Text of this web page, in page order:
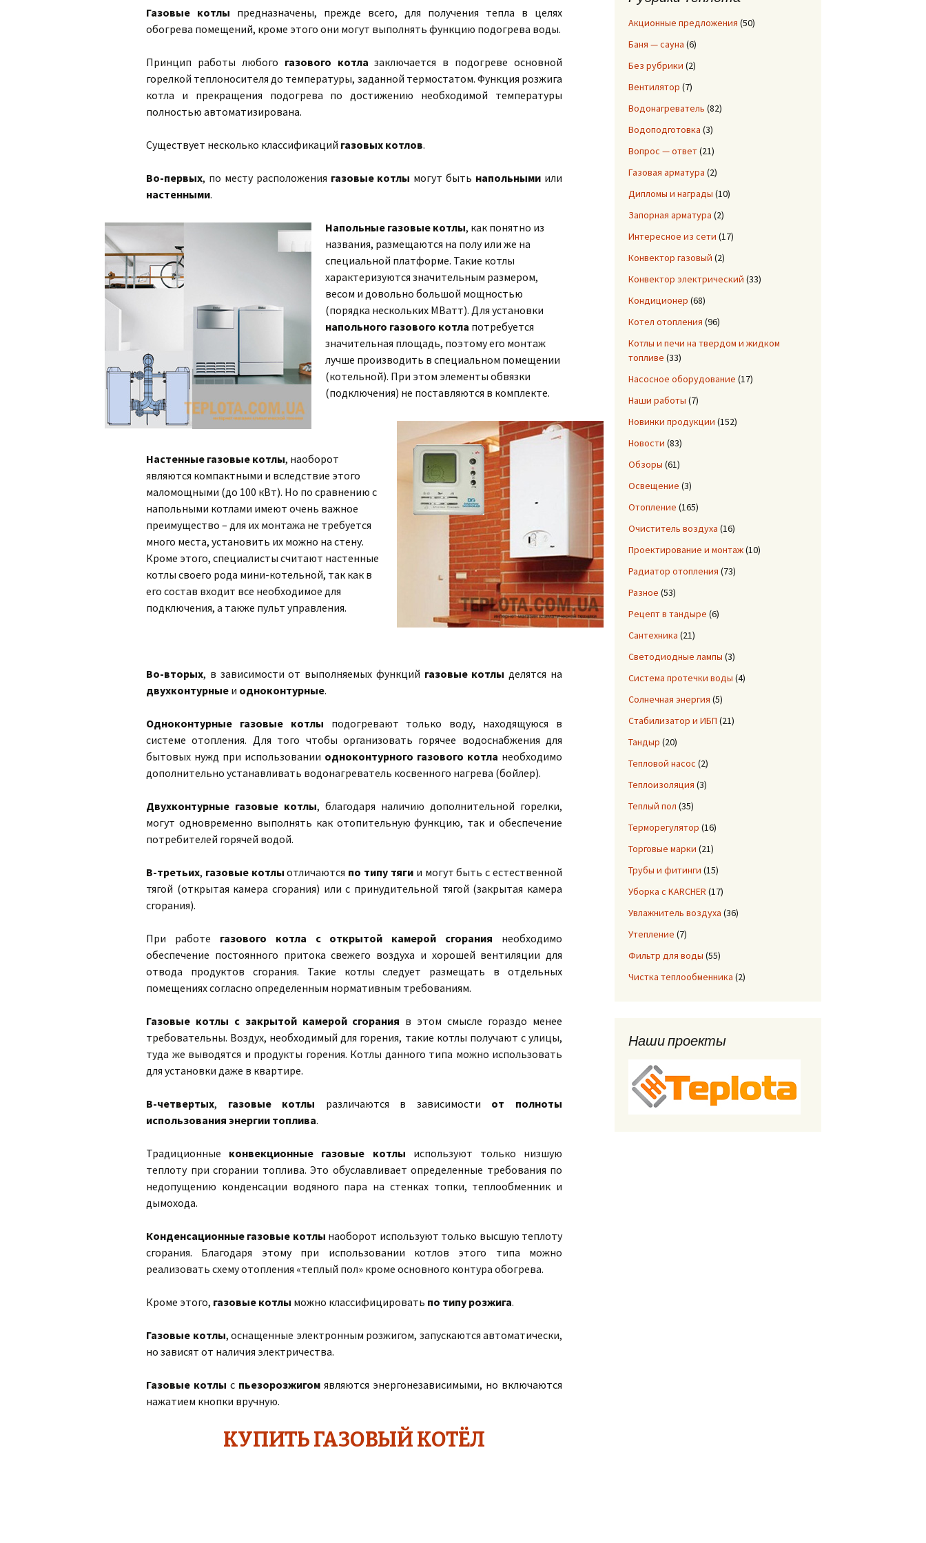
Газовые котлы предназначены, прежде всего, для получения тепла в целях
обогрева помещений, кроме этого они могут выполнять функцию подогрева воды.
Принцип работы любого газового котла заключается в подогреве основной
горелкой теплоносителя до температуры, заданной термостатом. Функция розжига
котла и прекращения подогрева по достижению необходимой температуры
полностью автоматизирована.
Существует несколько классификаций газовых котлов.
Во-первых, по месту расположения газовые котлы могут быть напольными или
настенными.
Напольные газовые котлы, как понятно из
названия, размещаются на полу или же на
специальной платформе. Такие котлы
характеризуются значительным размером,
весом и довольно большой мощностью
(порядка нескольких МВатт). Для установки
напольного газового котла потребуется
значительная площадь, поэтому его монтаж
лучше производить в специальном помещении
(котельной). При этом элементы обвязки
(подключения) не поставляются в комплекте.
Настенные газовые котлы, наоборот
являются компактными и вследствие этого
маломощными (до 100 кВт). Но по сравнению с
напольными котлами имеют очень важное
преимущество – для их монтажа не требуется
много места, установить их можно на стену.
Кроме этого, специалисты считают настенные
котлы своего рода мини-котельной, так как в
его состав входит все необходимое для
подключения, а также пульт управления.
Во-вторых, в зависимости от выполняемых функций газовые котлы делятся на
двухконтурные и одноконтурные.
Одноконтурные газовые котлы подогревают только воду, находящуюся в
системе отопления. Для того чтобы организовать горячее водоснабжения для
бытовых нужд при использовании одноконтурного газового котла необходимо
дополнительно устанавливать водонагреватель косвенного нагрева (бойлер).
Двухконтурные газовые котлы, благодаря наличию дополнительной горелки,
могут одновременно выполнять как отопительную функцию, так и обеспечение
потребителей горячей водой.
В-третьих, газовые котлы отличаются по типу тягии могут быть с естественной
тягой (открытая камера сгорания) или с принудительной тягой (закрытая камера
сгорания).
При работе газового котла с открытой камерой сгорания необходимо
обеспечение постоянного притока свежего воздуха и хорошей вентиляции для
отвода продуктов сгорания. Такие котлы следует размещать в отдельных
помещениях согласно определенным нормативным требованиям.
Газовые котлы с закрытой камерой сгорания в этом смысле гораздо менее
требовательны. Воздух, необходимый для горения, такие котлы получают с улицы,
туда же выводятся и продукты горения. Котлы данного типа можно использовать
для установки даже в квартире.
В-четвертых, газовые котлы различаются в зависимости от полноты
использования энергии топлива.
Традиционные конвекционные газовые котлы используют только низшую
теплоту при сгорании топлива. Это обуславливает определенные требования по
недопущению конденсации водяного пара на стенках топки, теплообменник и
дымохода.
Конденсационные газовые котлы наоборот используют только высшую теплоту
сгорания. Благодаря этому при использовании котлов этого типа можно
реализовать схему отопления «теплый пол» кроме основного контура обогрева.
Кроме этого, газовые котлы можно классифицировать по типу розжига.
Газовые котлы, оснащенные электронным розжигом, запускаются автоматически,
но зависят от наличия электричества.
Газовые котлы с пьезорозжигом являются энергонезависимыми, но включаются
нажатием кнопки вручную.
КУПИТЬ ГАЗОВЫЙ КОТЁЛ
Акционные предложения (50)
Баня — сауна (6)
Без рубрики (2)
Вентилятор (7)
Водонагреватель (82)
Водоподготовка (3)
Вопрос — ответ(21)
Газовая арматура (2)
Дипломы и награды (10)
Запорная арматура (2)
Интересное из сети (17)
Конвектор газовый (2)
Конвектор электрический (33)
Кондиционер (68)
Котел отопления (96)
Котлы и печи на твердом и жидком
топливе (33)
Насосное оборудование (17)
Наши работы (7)
Новинки продукции (152)
Новости (83)
Обзоры (61)
Освещение (3)
Отопление (165)
Очиститель воздуха (16)
Проектирование и монтаж(10)
Радиатор отопления (73)
Разное (53)
Рецепт в тандыре (6)
Сантехника (21)
Светодиодные лампы (3)
Система протечки воды (4)
Солнечная энергия (5)
Стабилизатор и ИБП (21)
Тандыр (20)
Тепловой насос (2)
Теплоизоляция (3)
Теплый пол (35)
Терморегулятор (16)
Торговые марки (21)
Трубы и фитинги (15)
Уборка с KARCHER (17)
Увлажнитель воздуха (36)
Утепление (7)
Фильтр для воды (55)
Чистка теплообменника (2)
Наши проекты